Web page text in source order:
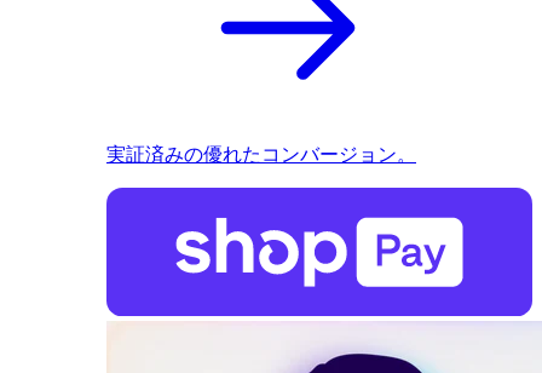
実証済みの優れたコンバージョン。